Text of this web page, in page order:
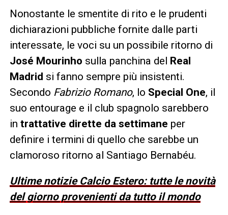
Nonostante le smentite di rito e le prudenti
dichiarazioni pubbliche fornite dalle parti
interessate, le voci su un possibile ritorno di
José Mourinho sulla panchina del Real
Madrid si fanno sempre più insistenti.
Secondo Fabrizio Romano, lo Special One, il
suo entourage e il club spagnolo sarebbero
in trattative dirette da settimane per
definire i termini di quello che sarebbe un
clamoroso ritorno al Santiago Bernabéu.
Ultime notizie Calcio Estero: tutte le novità
del giorno provenienti da tutto il mondo